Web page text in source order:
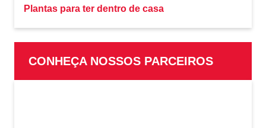
Plantas para ter dentro de casa
CONHEÇA NOSSOS PARCEIROS